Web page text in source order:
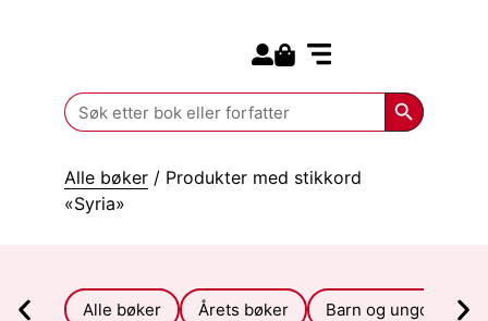
Search
for:
Search
Alle bøker / Produkter med stikkord
«Syria»
Alle bøker Årets bøker Barn og ungdom